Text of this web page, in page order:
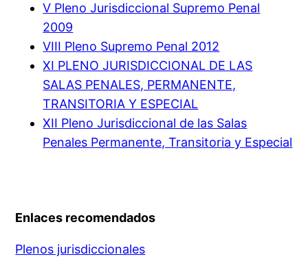
V Pleno Jurisdiccional Supremo Penal
2009
VIII Pleno Supremo Penal 2012
XI PLENO JURISDICCIONAL DE LAS
SALAS PENALES, PERMANENTE,
TRANSITORIA Y ESPECIAL
XII Pleno Jurisdiccional de las Salas
Penales Permanente, Transitoria y Especial
Enlaces recomendados
Plenos jurisdiccionales